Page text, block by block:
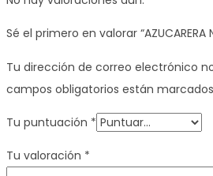
Sé el primero en valorar “AZUCARERA
Tu dirección de correo electrónico
campos obligatorios están
Tu puntuación *
Tu valoración *